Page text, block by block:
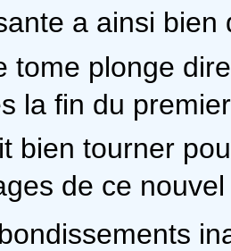
a ainsi
tome plonge
la fin du
bien tourner
de ce nouvel